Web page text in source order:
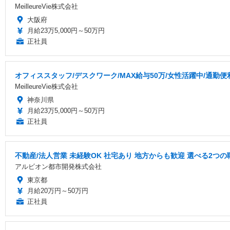
MeilleureVie株式会社
大阪府
月給23万5,000円～50万円
正社員
オフィススタッフ/デスクワーク/MAX給与50万/女性活躍中/通勤便
MeilleureVie株式会社
神奈川県
月給23万5,000円～50万円
正社員
不動産/法人営業 未経験OK 社宅あり 地方からも歓迎 選べる2つの
アルビオン都市開発株式会社
東京都
月給20万円～50万円
正社員